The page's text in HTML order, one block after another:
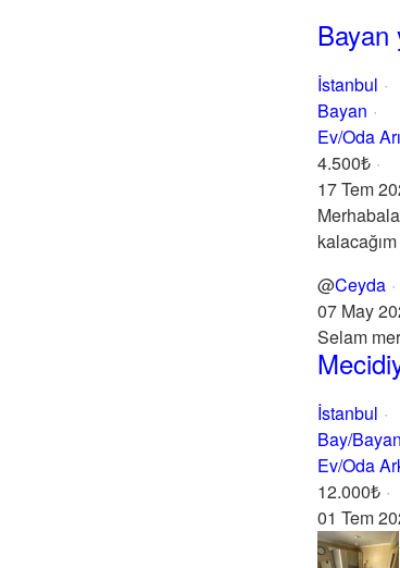
Bayan
İstanbul
Bayan
Ev/Oda
4.500₺
17 Tem
@Ceyda
07 May
Selam
İstanbul
Bay/Bayan
Ev/Oda
12.000₺
01 Tem